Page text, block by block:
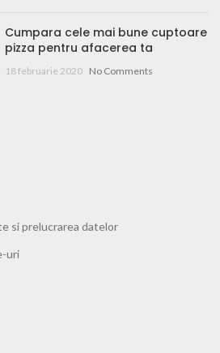
Cumpara cele mai bune cuptoare
pizza pentru afacerea ta
18 februarie 2020 No Comments
si prelucrarea datelor
uri